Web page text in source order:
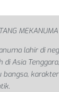
MEKANUMA
lahir di
di Asia
bangsa,